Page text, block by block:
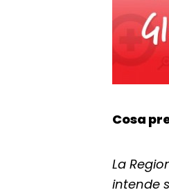
Cosa
La
intende